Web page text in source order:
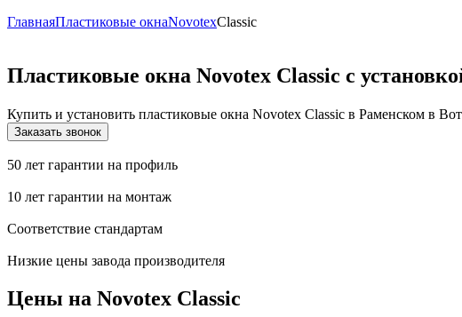
ГлавнаяПластиковые окнаNovotexClassic
Пластиковые окна Novotex Classic с
Купить и установить пластиковые окна Novotex Classic в Раменском в
Заказать звонок
50 лет гарантии на профиль
10 лет гарантии на монтаж
Соответствие стандартам
Низкие цены завода производителя
Цены на Novotex Classic